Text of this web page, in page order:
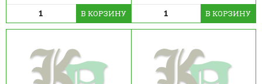
В КОРЗИНУ В КОРЗИНУ